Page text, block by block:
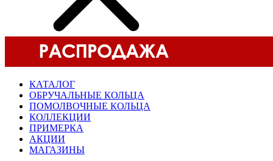
КАТАЛОГ
ОБРУЧАЛЬНЫЕ КОЛЬЦА
ПОМОЛВОЧНЫЕ КОЛЬЦА
КОЛЛЕКЦИИ
ПРИМЕРКА
АКЦИИ
МАГАЗИНЫ